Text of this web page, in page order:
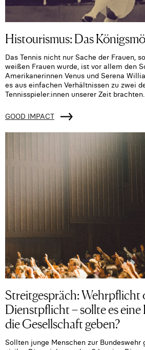
Histourismus: Das
Das Tennis nicht nur Sache der Frauen,
weißen Frauen wurde, ist vor allem den
Amerikanerinnen Venus und Serena
es aus einfachen Verhältnissen zu zwei
Tennisspieler:innen unserer Zeit brachten.
GOOD IMPACT
Streitgespräch: Wehrpflicht
Dienstpflicht – sollte es
die Gesellschaft geben?
Sollten junge Menschen zur Bundeswehr